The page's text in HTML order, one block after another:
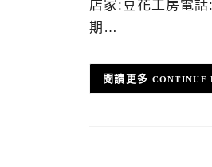
店家:豆花工房電
期…
CONTINUE